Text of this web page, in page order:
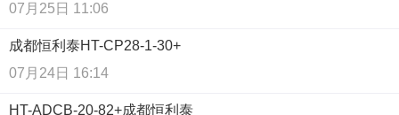
07月25日 11:06
成都恒利泰HT-CP28-1-30+
07月24日 16:14
HT-ADCB-20-82+成都恒利泰